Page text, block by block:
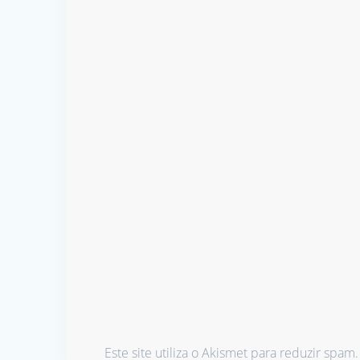
Este site utiliza o Akismet para reduzir spam.